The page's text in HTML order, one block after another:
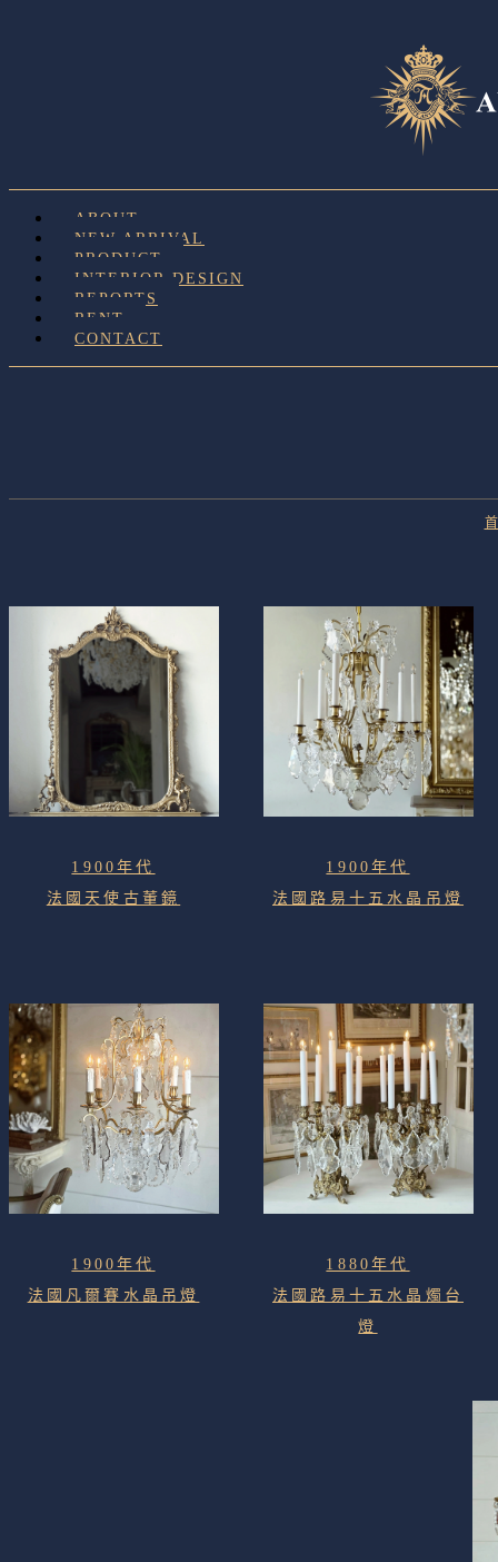
ABOUT
NEW ARRIVAL
PRODUCT
INTERIOR DESIGN
REPORTS
RENT
CONTACT
1900年代
法國天使古董鏡
1900年代
法國路易十五水晶吊燈
1900年代
法國凡爾賽水晶吊燈
1880年代
法國路易十五水晶燭台
燈